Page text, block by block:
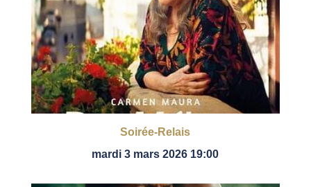
Soirée-Relais
mardi 3 mars 2026 19:00